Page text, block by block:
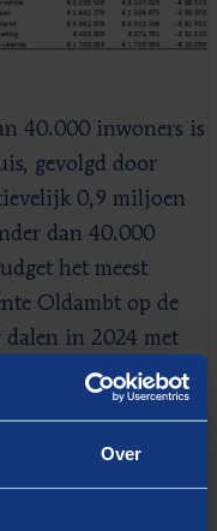
Over
40.000 inwoners is
gevolgd door
0,9 miljoen
dan 40.000
het meest
Oldambt op de
dalen in 2024 met
De volgende
en ‑dalingen per